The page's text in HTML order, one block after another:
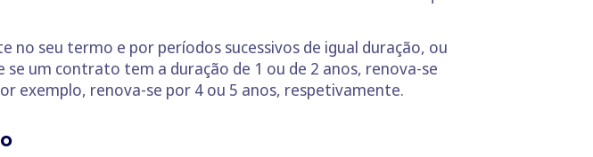
seu termo e por períodos sucessivos de igual duração, ou
um contrato tem a duração de 1 ou de 2 anos, renova-se
exemplo, renova-se por 4 ou 5 anos, respetivamente.